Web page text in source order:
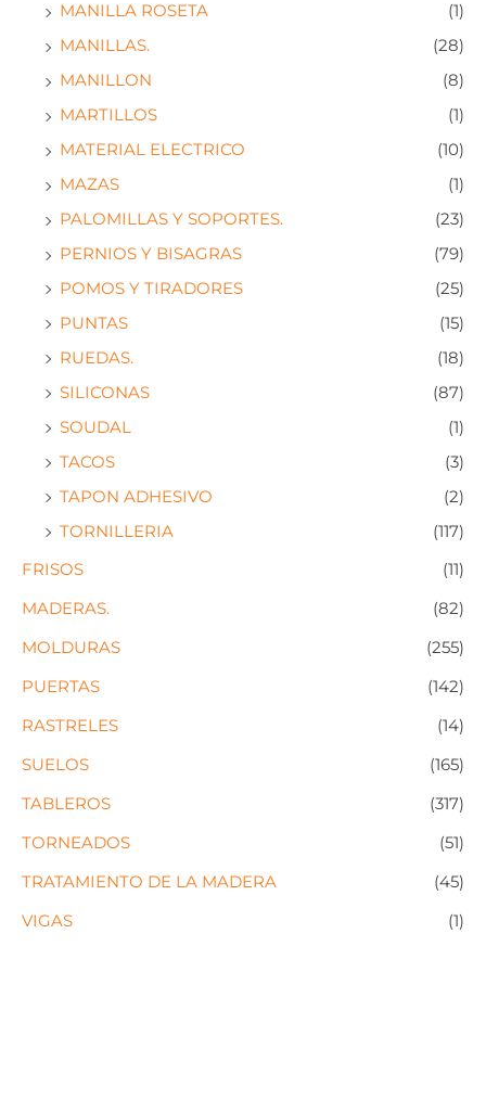
MANILLA ROSETA
(1)
MANILLAS.
(28)
MANILLON
(8)
MARTILLOS
(1)
MATERIAL ELECTRICO
(10)
MAZAS
(1)
PALOMILLAS Y SOPORTES.
(23)
PERNIOS Y BISAGRAS
(79)
POMOS Y TIRADORES
(25)
PUNTAS
(15)
RUEDAS.
(18)
SILICONAS
(87)
SOUDAL
(1)
TACOS
(3)
TAPON ADHESIVO
(2)
TORNILLERIA
(117)
FRISOS
(11)
MADERAS.
(82)
MOLDURAS
(255)
PUERTAS
(142)
RASTRELES
(14)
SUELOS
(165)
TABLEROS
(317)
TORNEADOS
(51)
TRATAMIENTO DE LA MADERA
(45)
VIGAS
(1)